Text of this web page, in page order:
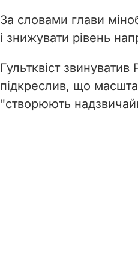
За словами глави
і знижувати рівень
Гультквіст звинуватив
підкреслив, що
"створюють